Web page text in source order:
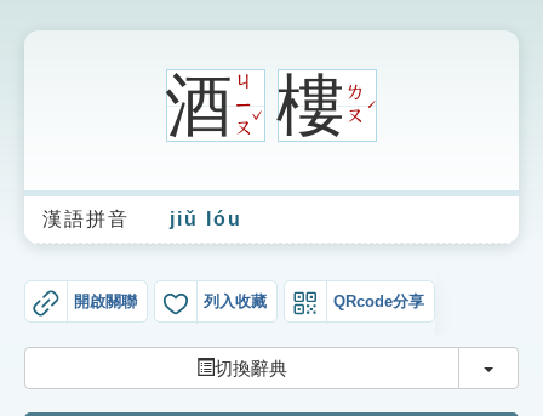
生字詞彙表
成語故事
索引選單
圖
酒ㄐ
ㄧ
ㄡ
ˇ樓ㄌ
ㄡ
ˊ
漢語拼音 jiǔ lóu
開啟關聯 列入收藏 QRcode分享
切換辭典 切換